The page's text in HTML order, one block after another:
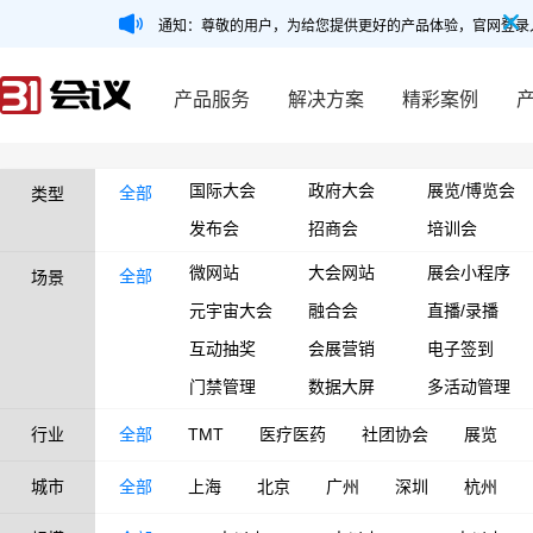
通知：尊敬的用户，为给您提供更好的产品体验，官网登
产品服务 解决方案 精彩案例
类型 全部 国际大会 政府大会
展览/博览会
发布会
招商会 培训会
场景 全部 微网站 大会网站
展会小程序
元宇宙大会
融合会
直播/录播
互动抽奖
会展营销
电子签到
门禁管理
数据大屏 多活动管理
行业 全部 TMT 医疗医药 社团协会 展览
城市 全部 上海 北京 广州 深圳 杭州